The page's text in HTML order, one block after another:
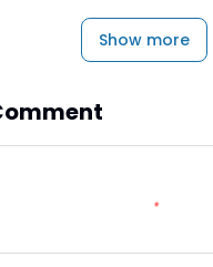
Show more